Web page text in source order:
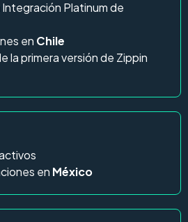
Integración Platinum de
en Chile
la primera versión de Zippin
en México